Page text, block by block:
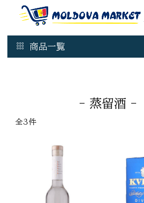
商品一覧
蒸留酒
ビール モルドバ 産
瓶詰商品
- 蒸留酒 -
全3件